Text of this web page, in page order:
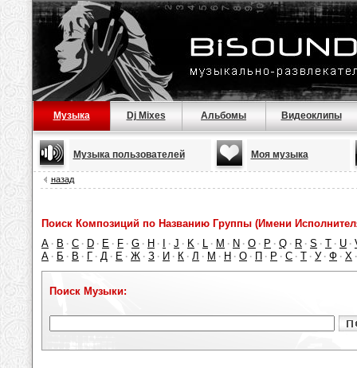
Музыка Dj Mixes Альбомы Видеоклипы
Музыка пользователей Моя музыка
назад
Поиск Композиций по Названию Группы (Имени
A · B · C · D · E · F · G · H · · J · K · L · M · N · O · P · Q · R · S · T · U ·
А · Б · В · Г · Д · Е · Ж · З · И · К · Л · М · Н · О · П · Р · С · Т · У · Ф · Х
Поиск Музыки: